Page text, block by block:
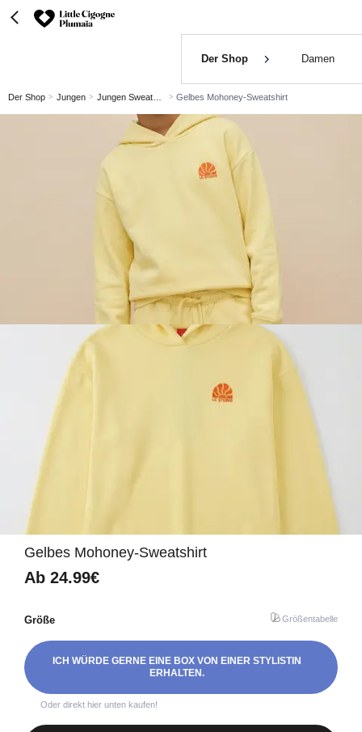
Der Shop Damen
Der Shop Jungen Jungen Sweatshirt Gelbes Mohoney-Sweatshirt
Gelbes Mohoney-Sweatshirt
Ab 24.99€
Größe Größentabelle
ICH WÜRDE GERNE EINE BOX VON EINER STYLISTIN
ERHALTEN.
Oder direkt hier unten kaufen!